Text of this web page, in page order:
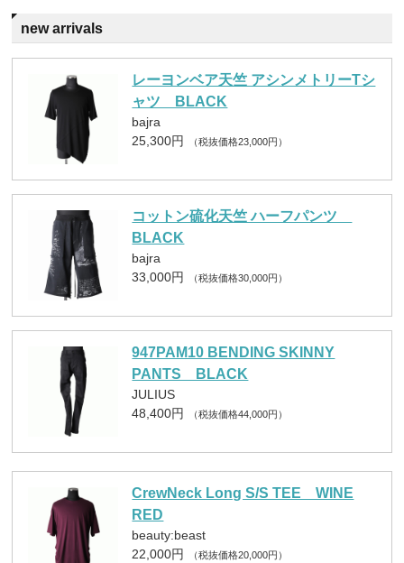
new arrivals
レーヨンベア天竺 アシンメトリーTシ
ャツ BLACK
bajra
25,300円
（税抜価格23,000円）
コットン硫化天竺 ハーフパンツ
BLACK
bajra
33,000円
（税抜価格30,000円）
947PAM10 BENDING SKINNY
PANTS BLACK
JULIUS
48,400円
（税抜価格44,000円）
CrewNeck Long S/S TEE WINE
RED
beauty:beast
22,000円
（税抜価格20,000円）